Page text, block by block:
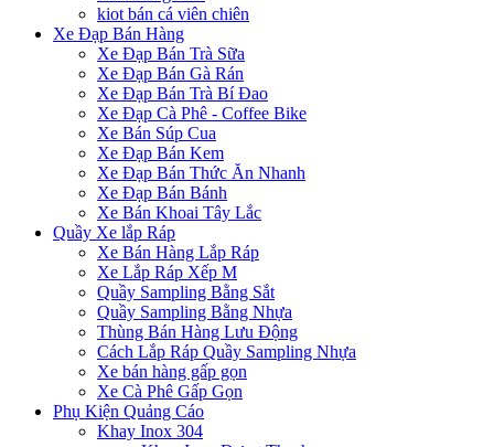
kiot bán cá viên chiên
Xe Đạp Bán Hàng
Xe Đạp Bán Trà Sữa
Xe Đạp Bán Gà Rán
Xe Đạp Bán Trà Bí Đao
Xe Đạp Cà Phê - Coffee Bike
Xe Bán Súp Cua
Xe Đạp Bán Kem
Xe Đạp Bán Thức Ăn Nhanh
Xe Đạp Bán Bánh
Xe Bán Khoai Tây Lắc
Quầy Xe lắp Ráp
Xe Bán Hàng Lắp Ráp
Xe Lắp Ráp Xếp M
Quầy Sampling Bằng Sắt
Quầy Sampling Bằng Nhựa
Thùng Bán Hàng Lưu Động
Cách Lắp Ráp Quầy Sampling Nhựa
Xe bán hàng gấp gọn
Xe Cà Phê Gấp Gọn
Phụ Kiện Quảng Cáo
Khay Inox 304